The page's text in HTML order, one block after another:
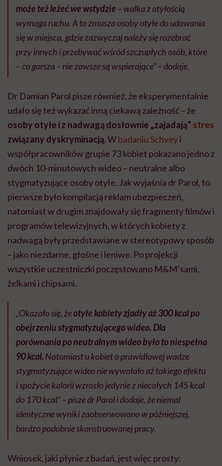
może też leżeć we wstydzie – walka z otyłością
wymaga ruchu. A to zmusza osoby otyłe do udawania
się w miejsca, gdzie zazwyczaj należy się rozebrać
przy innych i przebywać wśród szczupłych osób, które
– co gorsza – nie zawsze są wspierające” – dodaje.
Dr Damian Parol pisze również, że eksperymentalnie
udało się też wykazać inną ciekawą zależność – że
osoby otyłe i z nadwagą dosłownie „zajadają” stres
związany dyskryminacją. Wbadaniu Schveyi
współpracowników grupie 73 kobiet pokazano jedno z
dwóch 10-minutowych wideo – neutralne albo
stygmatyzujące osoby otyłe. Jak wyjaśnia dr Parol, to
pierwsze było kompilacją reklam ubezpieczeń,
natomiast w drugim znajdowały się fragmenty filmów i
programów telewizyjnych, w których kobiety z
nadwagą były przedstawiane w stereotypowy sposób
– jako niezdarne, głośne i leniwe. Po projekcji
wszystkie uczestniczki poczęstowano M&M’sami,
żelkami i chipsami.
„Okazało się, żeotyłe kobiety zjadły aż 300 kcal po
obejrzeniu stygmatyzującego wideo. Dla
porównania po neutralnym wideo było to niespełna
90 kcal. Natomiast u kobiet o prawidłowej wadze
stygmatyzujące wideo nie wywołało aż takiego efektu
i spożycie kalorii wzrosło jedynie z niecałych 145 kcal
do 170 kcal” – pisze dr Parol i dodaje, że niemal
identyczne wyniki zaobserwowano w późniejszej,
bardzo podobnie skonstruowanej pracy.
Wniosek, jaki płynie z badań, jest więc prosty: